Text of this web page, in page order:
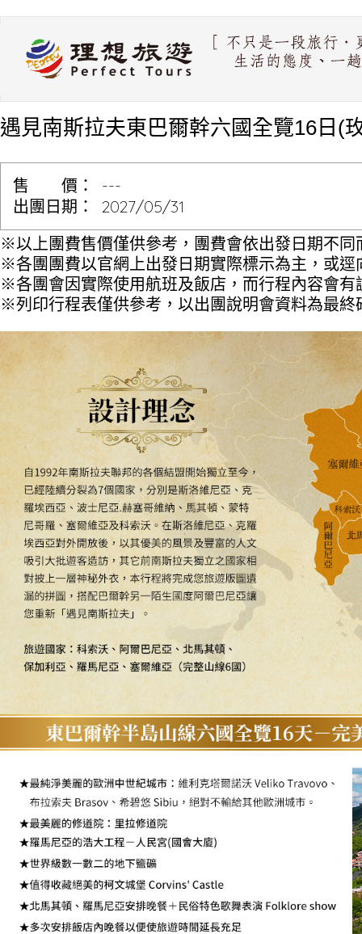
遇見南斯拉夫東巴爾幹六國全覽16日(
售 價：
---
出團日期：
2027/05/31
※以上團費售價僅供參考，團費會依出發日期不同
※各團團費以官網上出發日期實際標示為主，或逕
※各團會因實際使用航班及飯店，而行程內容會有
※列印行程表僅供參考，以出團說明會資料為最終